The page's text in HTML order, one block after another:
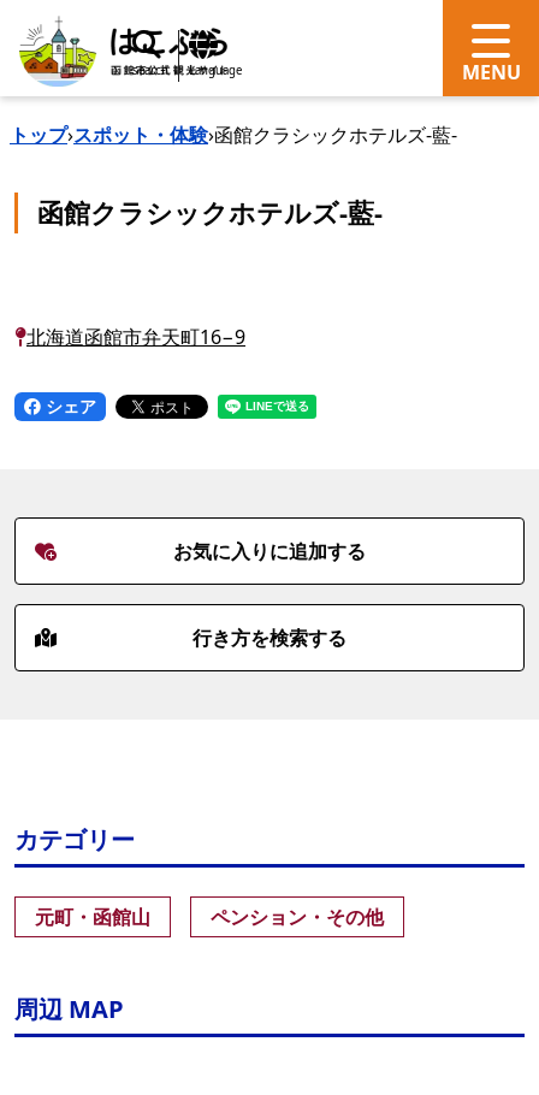
search Language
トップ›スポット・体験›函館クラシックホテルズ-藍-
函館クラシックホテルズ-藍-
北海道函館市弁天町16−9
シェア
お気に入りに追加する
行き方を検索する
カテゴリー
元町・函館山 ペンション・その他
周辺 MAP